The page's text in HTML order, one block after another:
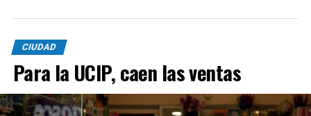
CIUDAD
Para la UCIP, caen las ventas